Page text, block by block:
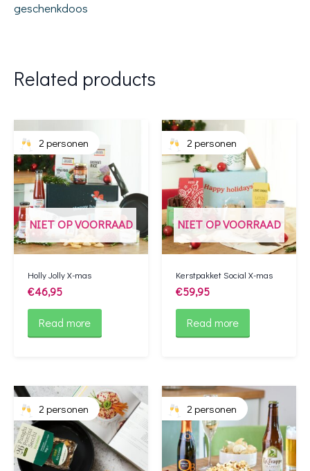
geschenkdoos
Related products
NIET OP VOORRAAD
2 personen
Holly Jolly X-mas
€46,95
Read more
NIET OP VOORRAAD
2 personen
Kerstpakket Social X-mas
€59,95
Read more
2 personen 2 personen